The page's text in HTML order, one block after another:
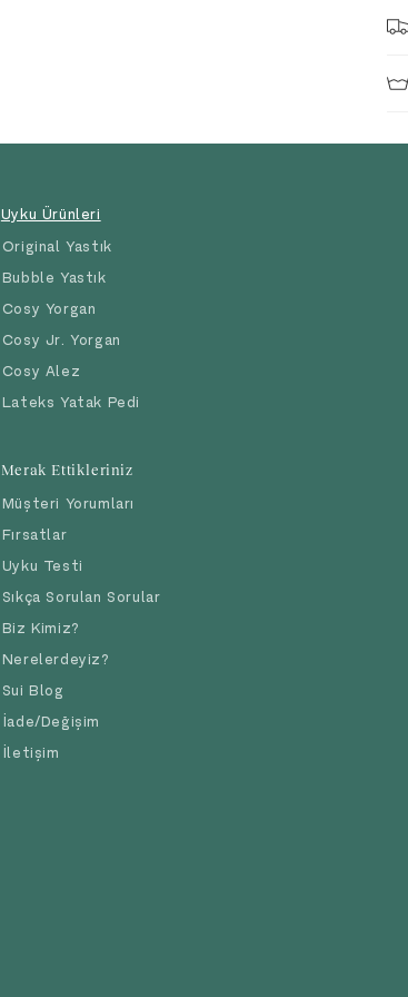
Uyku Ürünleri
Original Yastık
Bubble Yastık
Cosy Yorgan
Cosy Jr. Yorgan
Cosy Alez
Lateks Yatak Pedi
Merak Ettikleriniz
Müşteri Yorumları
Fırsatlar
Uyku Testi
Sıkça Sorulan Sorular
Biz Kimiz?
Nerelerdeyiz?
Sui Blog
İade/Değişim
İletişim